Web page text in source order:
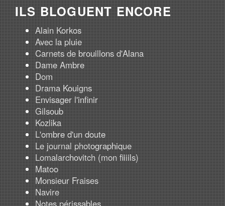
ILS BLOGUENT ENCORE
Alain Korkos
Avec la pluie
Carnets de brouillons d'Alana
Dame Ambre
Dom
Drama Kouigns
Envisager l'infinir
Gilsoub
Kozlika
L'ombre d'un doute
Le journal photographique
Lomalarchovitch (mon fiiiils)
Matoo
Monsieur Fraises
Navire
Notes périssables